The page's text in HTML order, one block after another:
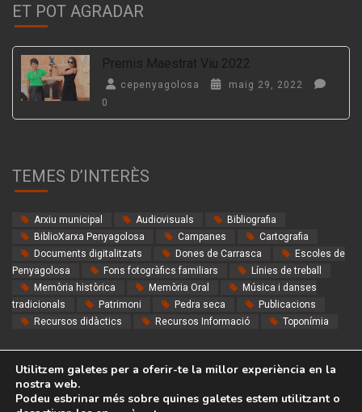
ET POT AGRADAR
Premis Maestrat Viu 2022
cepenyagolosa
maig 29, 2022
0
TEMES D’INTERÈS
Arxiu municipal Audiovisuals
Bibliografia
BiblioXarxa Penyagolosa
Campanes
Cartografia
Documents digitalitzats
Dones de Carrasca
Escoles de
Penyagolosa
Fons fotogràfics familiars
Línies de treball
Memòria històrica
Memòria Oral
Música i danses
tradicionals
Patrimoni Pedra seca
Publicacions
Recursos didàctics
Recursos Informació Toponímia
Utilitzem galetes per a oferir-te la millor experiència en la
nostra web.
Podeu esbrinar més sobre quines galetes estem utilitzant o